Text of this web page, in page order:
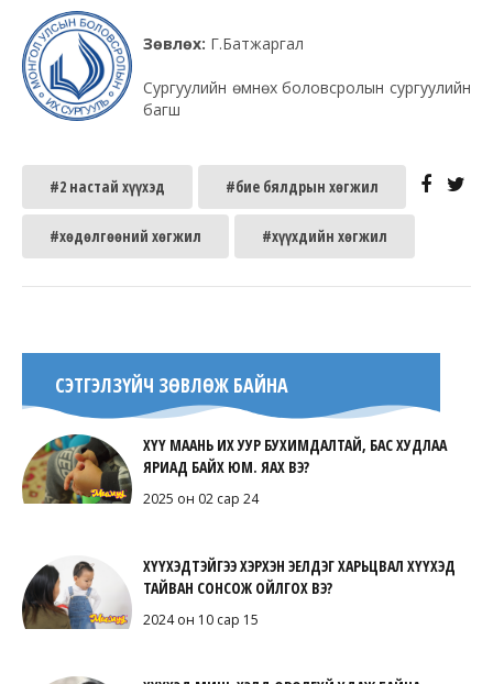
Зөвлөх: Г.Батжаргал
Сургуулийн өмнөх боловсролын сургуулийн
багш
#2 настай хүүхэд #бие бялдрын хөгжил
#хөдөлгөөний хөгжил #хүүхдийн хөгжил
СЭТГЭЛЗҮЙЧ ЗӨВЛӨЖ БАЙНА
ХҮҮ МААНЬ ИХ УУР БУХИМДАЛТАЙ, БАС ХУДЛАА
ЯРИАД БАЙХ ЮМ. ЯАХ ВЭ?
2025 он 02 сар 24
ХҮҮХЭДТЭЙГЭЭ ХЭРХЭН ЭЕЛДЭГ ХАРЬЦВАЛ ХҮҮХЭД
ТАЙВАН СОНСОЖ ОЙЛГОХ ВЭ?
2024 он 10 сар 15